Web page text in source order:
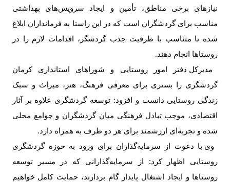
نیازهای برخی مناطق، تأمین و ایجاد سرویس‌های بهداشتی
مناسب برای گردشگران است که در این راستا به فرمانداران ابلاغ
شده تا متناسب با ظرفیت جذب گردشگر، اقدامات لازم را در
روستاها انجام دهند.
مدیرکل دفتر امور روستایی و شوراهای استانداری کرمان
گردشگری را بستری برای معرفی فرهنگ، هنر، میراث و سبک
زندگی روستایی دانست و افزود: توسعه گردشگری علاوه بر آثار
اقتصادی، موجب تبادل فرهنگی میان گردشگران و جوامع محلی
شده و تجربه‌ای ارزشمند برای هر دو طرف به همراه دارد.
وی با دعوت از سرمایه‌گذاران برای ورود به حوزه گردشگری
روستایی اظهار کرد: از سرمایه‌گذارانی که در مسیر توسعه
روستاها و ایجاد اشتغال پایدار گام بردارند، حمایت کامل خواهیم